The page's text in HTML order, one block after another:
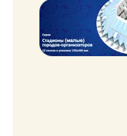
футболу